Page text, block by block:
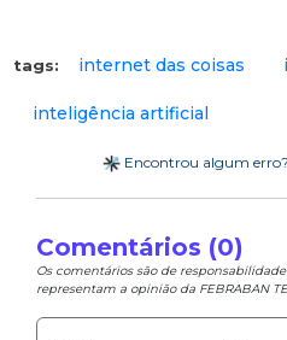
tags: internet das coisas
inteligência artificial
Encontrou algum erro?
Comentários (0)
Os comentários são de
representam a opinião da FEBRABAN